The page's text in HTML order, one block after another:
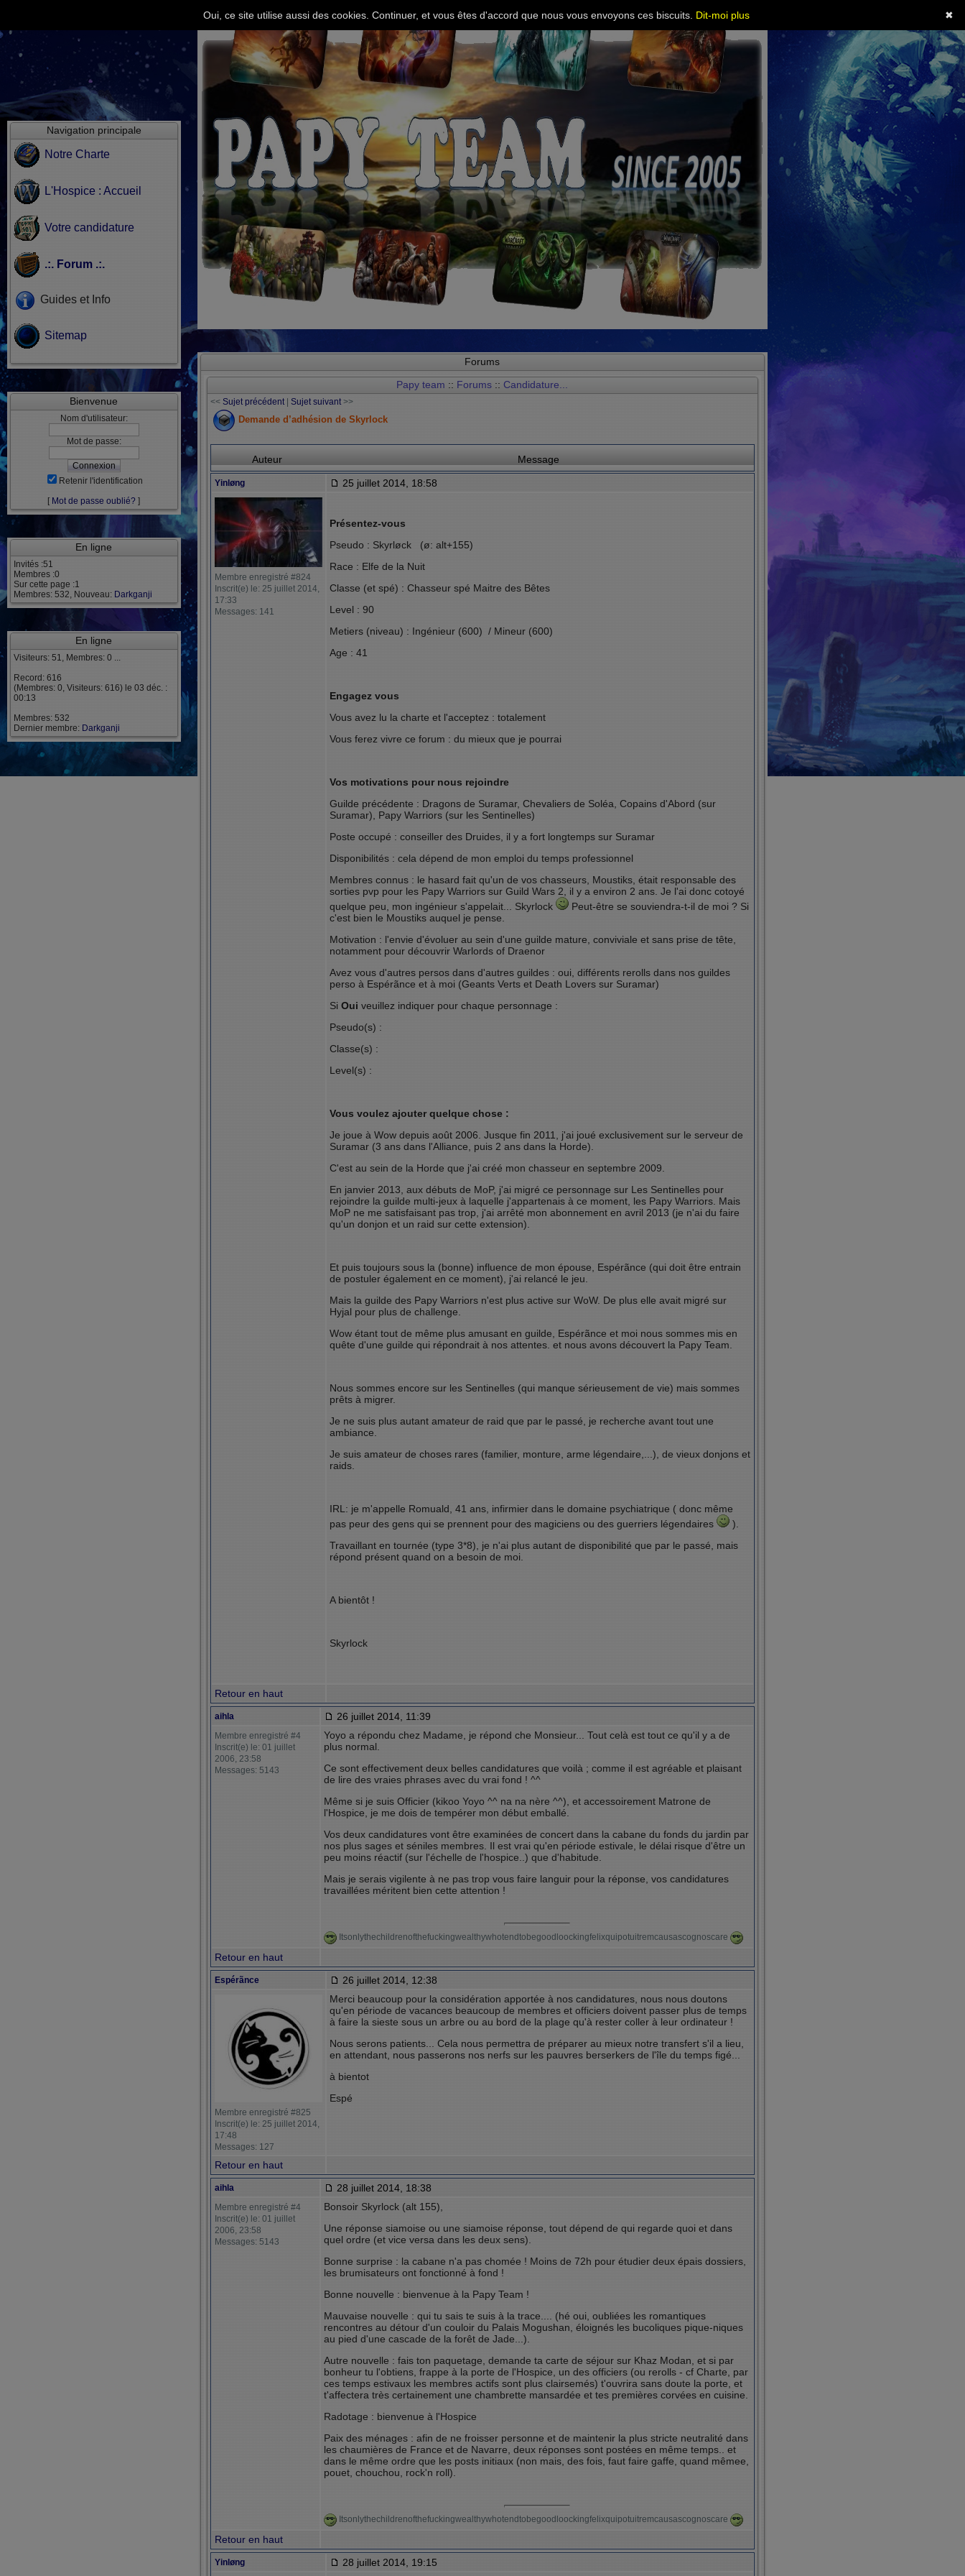
Navigation principale
Notre Charte
L'Hospice : Accueil
Votre candidature
.:. Forum .:.
Guides et Info
Sitemap
Bienvenue
Nom d'utilisateur:
Mot de passe:
Retenir l'identification
[ Mot de passe oublié? ]
En ligne
Invités :51
Membres :0
Sur cette page :1
Membres: 532, Nouveau: Darkganji
En ligne
Visiteurs: 51, Membres: 0 ...
Record: 616
(Membres: 0, Visiteurs: 616) le 03 déc. :
00:13
Membres: 532
Dernier membre: Darkganji
Forums
Papy team :: Forums ::Candidature...
<< Sujet précédent| Sujet suivant>>
Demande d’adhésion de Skyrlock
Auteur Message
Yinløng 25 juillet 2014, 18:58
Membre enregistré #824
Inscrit(e) le: 25 juillet 2014,
17:33
Messages: 141
Présentez-vous
Pseudo : Skyrløck (ø: alt+155)
Race : Elfe de la Nuit
Classe (et spé) : Chasseur spé Maitre des Bêtes
Level : 90
Metiers (niveau) : Ingénieur (600) / Mineur (600)
Age : 41
Engagez vous
Vous avez lu la charte et l'acceptez : totalement
Vous ferez vivre ce forum : du mieux que je pourrai
Vos motivations pour nous rejoindre
Guilde précédente : Dragons de Suramar, Chevaliers de Soléa, Copains d'Abord (sur
Suramar), Papy Warriors (sur les Sentinelles)
Poste occupé : conseiller des Druides, il y a fort longtemps sur Suramar
Disponibilités : cela dépend de mon emploi du temps professionnel
Membres connus : le hasard fait qu'un de vos chasseurs, Moustiks, était responsable des
sorties pvp pour les Papy Warriors sur Guild Wars 2, il y a environ 2 ans. Je l'ai donc cotoyé
quelque peu, mon ingénieur s'appelait... Skyrlock
Peut-être se souviendra-t-il de moi ? Si
c'est bien le Moustiks auquel je pense.
Motivation : l'envie d'évoluer au sein d'une guilde mature, conviviale et sans prise de tête,
notamment pour découvrir Warlords of Draenor
Avez vous d'autres persos dans d'autres guildes : oui, différents rerolls dans nos guildes
perso à Espérãnce et à moi (Geants Verts et Death Lovers sur Suramar)
Si Oui veuillez indiquer pour chaque personnage :
Pseudo(s) :
Classe(s) :
Level(s) :
Vous voulez ajouter quelque chose :
Je joue à Wow depuis août 2006. Jusque fin 2011, j'ai joué exclusivement sur le serveur de
Suramar (3 ans dans l'Alliance, puis 2 ans dans la Horde).
C'est au sein de la Horde que j'ai créé mon chasseur en septembre 2009.
En janvier 2013, aux débuts de MoP, j'ai migré ce personnage sur Les Sentinelles pour
rejoindre la guilde multi-jeux à laquelle j'appartenais à ce moment, les Papy Warriors. Mais
MoP ne me satisfaisant pas trop, j'ai arrêté mon abonnement en avril 2013 (je n'ai du faire
qu'un donjon et un raid sur cette extension).
Et puis toujours sous la (bonne) influence de mon épouse, Espérãnce (qui doit être entrain
de postuler également en ce moment), j'ai relancé le jeu.
Mais la guilde des Papy Warriors n'est plus active sur WoW. De plus elle avait migré sur
Hyjal pour plus de challenge.
Wow étant tout de même plus amusant en guilde, Espérãnce et moi nous sommes mis en
quête d'une guilde qui répondrait à nos attentes. et nous avons découvert la Papy Team.
Nous sommes encore sur les Sentinelles (qui manque sérieusement de vie) mais sommes
prêts à migrer.
Je ne suis plus autant amateur de raid que par le passé, je recherche avant tout une
ambiance.
Je suis amateur de choses rares (familier, monture, arme légendaire,...), de vieux donjons et
raids.
IRL: je m'appelle Romuald, 41 ans, infirmier dans le domaine psychiatrique ( donc même
pas peur des gens qui se prennent pour des magiciens ou des guerriers légendaires
).
Travaillant en tournée (type 3*8), je n'ai plus autant de disponibilité que par le passé, mais
répond présent quand on a besoin de moi.
A bientôt !
Skyrlock
Retour en haut
aihla 26 juillet 2014, 11:39
Membre enregistré #4
Inscrit(e) le: 01 juillet
2006, 23:58
Messages: 5143
Yoyo a répondu chez Madame, je répond che Monsieur... Tout celà est tout ce qu'il y a de
plus normal.
Ce sont effectivement deux belles candidatures que voilà ; comme il est agréable et plaisant
de lire des vraies phrases avec du vrai fond ! ^^
Même si je suis Officier (kikoo Yoyo ^^ na na nère ^^), et accessoirement Matrone de
l'Hospice, je me dois de tempérer mon début emballé.
Vos deux candidatures vont être examinées de concert dans la cabane du fonds du jardin par
nos plus sages et séniles membres. Il est vrai qu'en période estivale, le délai risque d'être un
peu moins réactif (sur l'échelle de l'hospice..) que d'habitude.
Mais je serais vigilente à ne pas trop vous faire languir pour la réponse, vos candidatures
travaillées méritent bien cette attention !
Itsonlythechildrenofthefuckingwealthywhotendtobegoodloockingfelixquipotuitremcausascognoscare
Retour en haut
Espérãnce 26 juillet 2014, 12:38
Membre enregistré #825
Inscrit(e) le: 25 juillet 2014,
17:48
Messages: 127
Merci beaucoup pour la considération apportée à nos candidatures, nous nous doutons
qu'en période de vacances beaucoup de membres et officiers doivent passer plus de temps
à faire la sieste sous un arbre ou au bord de la plage qu'à rester coller à leur ordinateur !
Nous serons patients... Cela nous permettra de préparer au mieux notre transfert s'il a lieu,
en attendant, nous passerons nos nerfs sur les pauvres berserkers de l'île du temps figé...
à bientot
Espé
Retour en haut
aihla 28 juillet 2014, 18:38
Membre enregistré #4
Inscrit(e) le: 01 juillet
2006, 23:58
Messages: 5143
Bonsoir Skyrlock (alt 155),
Une réponse siamoise ou une siamoise réponse, tout dépend de qui regarde quoi et dans
quel ordre (et vice versa dans les deux sens).
Bonne surprise : la cabane n'a pas chomée ! Moins de 72h pour étudier deux épais dossiers,
les brumisateurs ont fonctionné à fond !
Bonne nouvelle : bienvenue à la Papy Team !
Mauvaise nouvelle : qui tu sais te suis à la trace.... (hé oui, oubliées les romantiques
rencontres au détour d'un couloir du Palais Mogushan, éloignés les bucoliques pique-niques
au pied d'une cascade de la forêt de Jade...).
Autre nouvelle : fais ton paquetage, demande ta carte de séjour sur Khaz Modan, et si par
bonheur tu l'obtiens, frappe à la porte de l'Hospice, un des officiers (ou rerolls - cf Charte, par
ces temps estivaux les membres actifs sont plus clairsemés) t'ouvrira sans doute la porte, et
t'affectera très certainement une chambrette mansardée et tes premières corvées en cuisine.
Radotage : bienvenue à l'Hospice
Paix des ménages : afin de ne froisser personne et de maintenir la plus stricte neutralité dans
les chaumières de France et de Navarre, deux réponses sont postées en même temps.. et
dans le même ordre que les posts initiaux (non mais, des fois, faut faire gaffe, quand mêmee,
pouet, chouchou, rock'n roll).
Itsonlythechildrenofthefuckingwealthywhotendtobegoodloockingfelixquipotuitremcausascognoscare
Retour en haut
Yinløng
28 juillet 2014, 19:15
✖
Oui, ce site utilise aussi des cookies. Continuer, et vous êtes d'accord que nous vous envoyons ces biscuits. Dit-moi plus